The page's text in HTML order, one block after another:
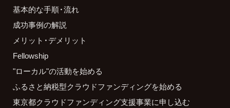
基本的な手順・流れ
成功事例の解説
メリット・デメリット
Fellowship
"ローカル"の活動を始める
ふるさと納税型クラウドファンディングを始める
東京都クラウドファンディング支援事業に申し込む